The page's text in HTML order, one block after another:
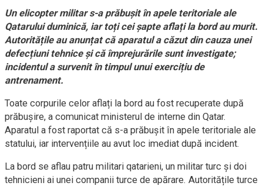
Un elicopter militar s-a prăbușit în apele teritoriale ale
Qatarului duminică, iar toți cei șapte aflați la bord au murit.
Autoritățile au anunțat că aparatul a căzut din cauza unei
defecțiuni tehnice și că împrejurările sunt investigate;
incidentul a survenit în timpul unui exercițiu de
antrenament.
Toate corpurile celor aflați la bord au fost recuperate după
prăbușire, a comunicat ministerul de interne din Qatar.
Aparatul a fost raportat că s-a prăbușit în apele teritoriale ale
statului, iar intervențiile au avut loc imediat după incident.
La bord se aflau patru militari qatarieni, un militar turc și doi
tehnicieni ai unei companii turce de apărare. Autoritățile turce